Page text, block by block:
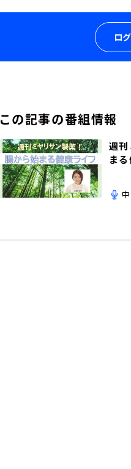
ロ
この記事の番組情報
週刊
ま